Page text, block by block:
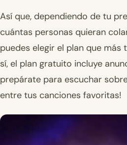
Así que, dependiendo de tu
cuántas personas quieran
puedes elegir el plan que más
sí, el plan gratuito incluye
prepárate para escuchar
entre tus canciones favoritas!